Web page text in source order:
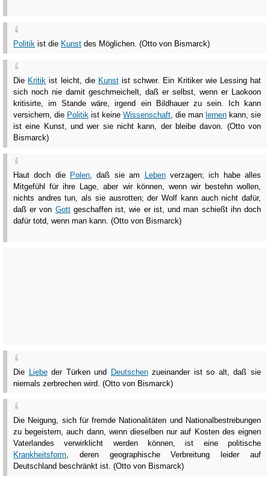
Politik ist die Kunst des Möglichen. (Otto von Bismarck)
Die Kritik ist leicht, die Kunstist schwer. Ein Kritiker wie Lessing hat
sich noch nie damit geschmeichelt, daß er selbst, wenn er Laokoon
kritisirte, im Stande wäre, irgend ein Bildhauer zu sein. Ich kann
versichern, die Politik ist keine Wissenschaft, die man lernen kann, sie
ist eine Kunst, und wer sie nicht kann, der bleibe davon. (Otto von
Bismarck)
Haut doch die Polen , daß sie am Lebenverzagen; ich habe alles
Mitgefühl für ihre Lage, aber wir können, wenn wir bestehn wollen,
nichts andres tun, als sie ausrotten; der Wolf kann auch nicht dafür,
daß er von Gottgeschaffen ist, wie er ist, und man schießt ihn doch
dafür totd, wenn man kann. (Otto von Bismarck)
Die Liebeder Türken und Deutschenzueinander ist so alt, daß sie
niemals zerbrechen wird. (Otto von Bismarck)
Die Neigung, sich für fremde Nationalitäten und Nationalbestrebungen
zu begeistern, auch dann, wenn dieselben nur auf Kosten des eignen
Vaterlandes verwirklicht werden können, ist eine politische
Krankheitsform, deren geographische Verbreitung leider auf
Deutschland beschränkt ist. (Otto von Bismarck)